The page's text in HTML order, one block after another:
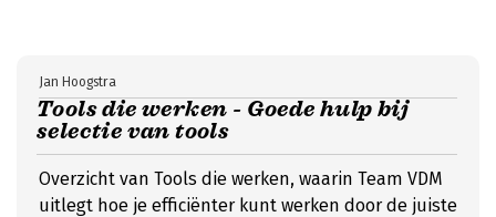
Tools die werken - Goede hulp bij
selectie van tools
Jan Hoogstra
Overzicht van Tools die werken, waarin Team VDM
uitlegt hoe je efficiënter kunt werken door de juiste